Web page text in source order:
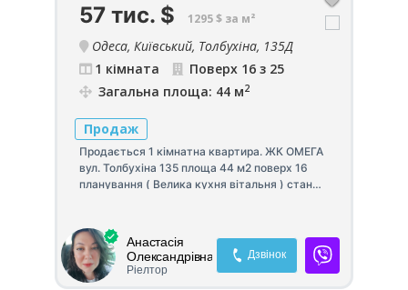
57 тис. $ 1295 $ за м²
Одеса, Київський, Толбухіна, 135Д
1 кімната
Поверх 16 з 25
Загальна площа: 44 м2
Продаж
Продається 1 кімнатна квартира. ЖК ОМЕГА
вул. Толбухіна 135 площа 44 м2 поверх 16
планування ( Велика кухня вітальня ) стан
Анастасія
Олександрівна
Ріелтор
Дзвінок